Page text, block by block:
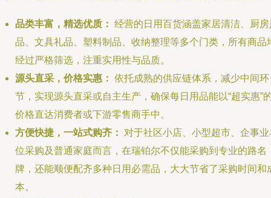
品类丰富，精选优质： 经营的日用百货涵盖家居清洁、厨房
品、文具礼品、塑料制品、收纳整理等多个门类，所有商品
经过严格筛选，注重实用性与品质。
源头直采，价格实惠： 依托成熟的供应链体系，减少中间环
节，实现源头直采或自主生产，确保每日用品能以“超实惠”
价格直达消费者或下游零售商手中。
方便快捷，一站式购齐：
对于社区小店、小型超市、企事业
位采购及普通家庭而言，在瑞铂尔不仅能采购到专业的路名
牌，还能顺便配齐多种日用必需品，大大节省了采购时间和
本。